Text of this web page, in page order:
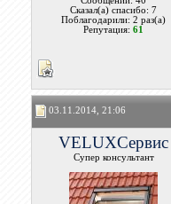
Сказал(а) спасибо: 7
Поблагодарили: 2 раз(а)
Репутация:61
03.11.2014, 21:06
VELUXСервис
Супер консультант